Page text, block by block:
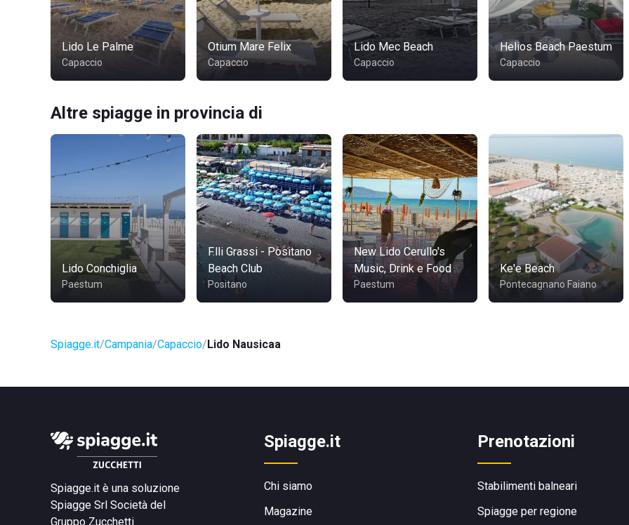
Lido Le Palme
Capaccio
Otium Mare Felix
Capaccio
Lido Mec Beach
Capaccio
Helios Beach Paestum
Capaccio
Altre spiagge in provincia di
Lido Conchiglia
Paestum
F.lli Grassi - Positano
Beach Club
Positano
New Lido Cerullo's
Music, Drink e Food
Paestum
Ke'e Beach
Pontecagnano Faiano
Spiagge.it Campania Capaccio Lido Nausicaa
Spiagge.it è una soluzione
Spiagge Srl Società del
Gruppo Zucchetti
Spiagge.it
Chi siamo
Magazine
Prenotazioni
Stabilimenti balneari
Spiagge per regione